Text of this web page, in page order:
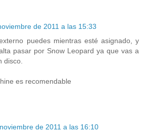
de 2011 a las 15:33
puedes mientras esté asignado, y
pasar por Snow Leopard ya que vas a
disco.
es recomendable
de 2011 a las 16:10